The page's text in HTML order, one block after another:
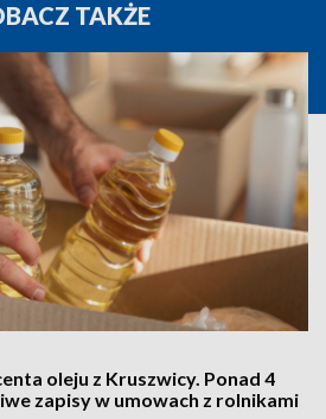
TAKŻE
oleju z Kruszwicy. Ponad 4
zapisy w umowach z rolnikami